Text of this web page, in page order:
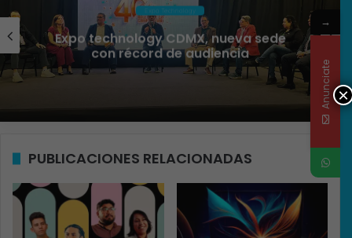
Ciberseguridad
Veeam nombra a Fernando Zambrana
Country Manager para México
PUBLICACIONES RELACIONADAS
×
→
Anunciate